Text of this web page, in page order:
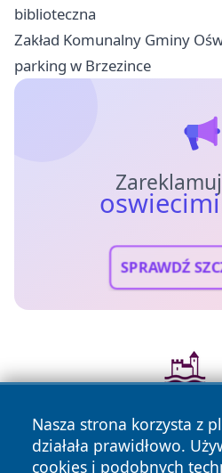
biblioteczna
Zakład Komunalny Gminy
parking w Brzezince
SPRAWDŹ
Nasza strona korzysta z
działała prawidłowo.
cookies i podobnych